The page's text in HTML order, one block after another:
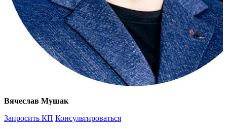
Вячеслав Мушак
Запросить КП Консультироваться